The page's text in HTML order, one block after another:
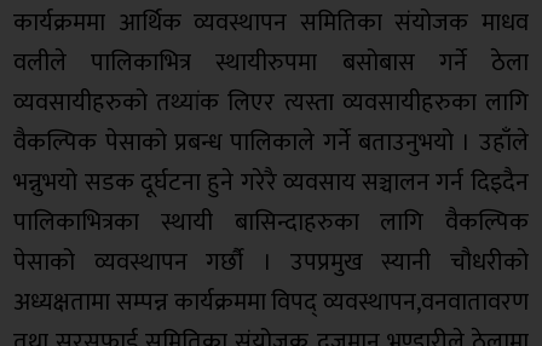
कार्यक्रममा आर्थिक व्यवस्थापन समितिका संयोजक माधव
वलीले पालिकाभित्र स्थायीरुपमा बसोबास गर्ने ठेला
व्यवसायीहरुको तथ्यांक लिएर त्यस्ता व्यवसायीहरुका लागि
वैकल्पिक पेसाको प्रबन्ध पालिकाले गर्ने बताउनुभयो । उहाँले
भन्नुभयो सडक दूर्घटना हुने गरेरै व्यवसाय सञ्चालन गर्न दिइदैन
पालिकाभित्रका स्थायी बासिन्दाहरुका लागि वैकल्पिक
पेसाको व्यवस्थापन गर्छौ । उपप्रमुख स्यानी चौधरीको
अध्यक्षतामा सम्पन्न कार्यक्रममा विपद् व्यवस्थापन,वनवातावरण